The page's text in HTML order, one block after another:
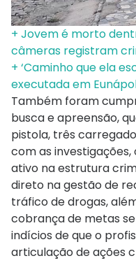
+ Jovem é morto
câmeras registram
+ ‘Caminho que ela
executada em
Também foram
busca e apreensão,
pistola, três
com as
ativo na estrutura
direto na gestão de
tráfico de drogas,
cobrança de metas
indícios de que o
articulação de ações